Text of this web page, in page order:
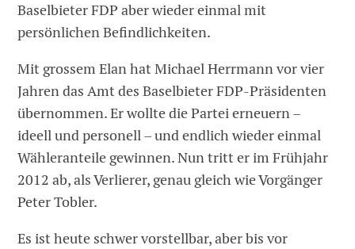
Baselbieter FDP aber wieder einmal mit
persönlichen Befindlichkeiten.
Mit grossem Elan hat Michael Herrmann vor vier
Jahren das Amt des Baselbieter FDP-Präsidenten
übernommen. Er wollte die Partei erneuern –
ideell und personell – und endlich wieder einmal
Wähleranteile gewinnen. Nun tritt er im Frühjahr
2012 ab, als Verlierer, genau gleich wie Vorgänger
Peter Tobler.
Es ist heute schwer vorstellbar, aber bis vor